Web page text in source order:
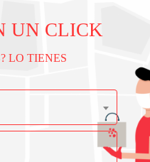
UN CLICK
LO TIENES